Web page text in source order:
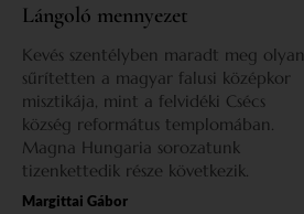
Lángoló mennyezet
Kevés szentélyben maradt meg olyan
sűrítetten a magyar falusi középkor
misztikája, mint a felvidéki Csécs
község református templomában.
Magna Hungaria sorozatunk
tizenkettedik része következik.
Margittai Gábor